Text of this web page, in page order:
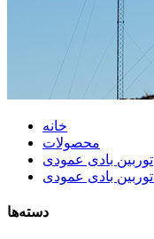
خانه
محصولات
توربین بادی عمودی
دسته‌ها